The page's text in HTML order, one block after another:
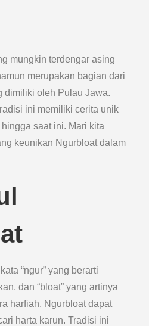
mungkin terdengar asing
merupakan bagian dari
dimiliki oleh Pulau Jawa.
ini memiliki cerita unik
saat ini. Mari kita
keunikan Ngurbloat dalam
“ngur” yang berarti
dan “bloat” yang artinya
harfiah, Ngurbloat dapat
harta karun. Tradisi ini